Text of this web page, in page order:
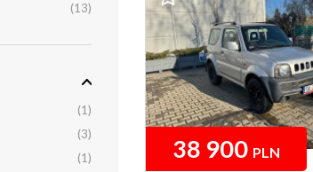
(13)
(1)
(3)
(1) 38 900 PLN